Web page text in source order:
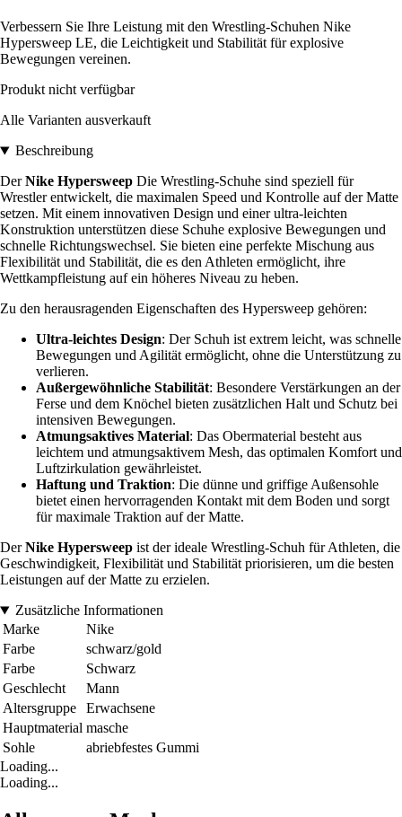
Verbessern Sie Ihre Leistung mit den Wrestling-Schuhen Nike
Hypersweep LE, die Leichtigkeit und Stabilität für explosive
Bewegungen vereinen.
Produkt nicht verfügbar
Alle Varianten ausverkauft
Beschreibung
DerNike Hypersweep Die Wrestling-Schuhe sind speziell für
Wrestler entwickelt, die maximalen Speed und Kontrolle auf der Matte
setzen. Mit einem innovativen Design und einer ultra-leichten
Konstruktion unterstützen diese Schuhe explosive Bewegungen und
schnelle Richtungswechsel. Sie bieten eine perfekte Mischung aus
Flexibilität und Stabilität, die es den Athleten ermöglicht, ihre
Wettkampfleistung auf ein höheres Niveau zu heben.
Zu den herausragenden Eigenschaften des Hypersweep gehören:
Ultra-leichtes Design: Der Schuh ist extrem leicht, was schnelle
Bewegungen und Agilität ermöglicht, ohne die Unterstützung zu
verlieren.
Außergewöhnliche Stabilität: Besondere Verstärkungen an der
Ferse und dem Knöchel bieten zusätzlichen Halt und Schutz bei
intensiven Bewegungen.
Atmungsaktives Material: Das Obermaterial besteht aus
leichtem und atmungsaktivem Mesh, das optimalen Komfort und
Luftzirkulation gewährleistet.
Haftung und Traktion: Die dünne und griffige Außensohle
bietet einen hervorragenden Kontakt mit dem Boden und sorgt
für maximale Traktion auf der Matte.
DerNike Hypersweep ist der ideale Wrestling-Schuh für Athleten, die
Geschwindigkeit, Flexibilität und Stabilität priorisieren, um die besten
Leistungen auf der Matte zu erzielen.
Zusätzliche Informationen
Marke
Nike
Farbe
schwarz/gold
Farbe
Schwarz
Geschlecht
Mann
Altersgruppe
Erwachsene
Hauptmaterial masche
Sohle
abriebfestes Gummi
Loading...
Loading...